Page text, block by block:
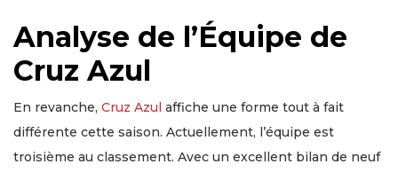
Analyse de l’Équipe de
Cruz Azul
En revanche, Cruz Azul affiche une forme tout à fait
différente cette saison. Actuellement, l’équipe est
troisième au classement. Avec un excellent bilan de neuf